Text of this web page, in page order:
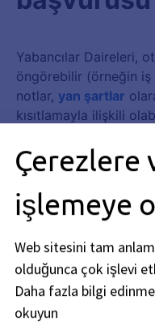
Çerezlere
işlemeye
Web sitesini tam
olduğunca çok işlevi
Daha fazla bilgi
okuyun